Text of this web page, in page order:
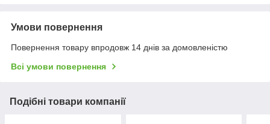
Умови повернення
Повернення товару впродовж 14 днів за домовленістю
Всі умови повернення
Подібні товари компанії